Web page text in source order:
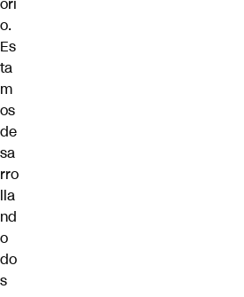
o.
Es
ta
m
os
de
sa
rro
lla
nd
o
do
s